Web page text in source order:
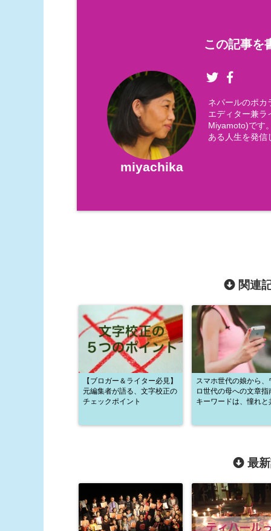
この記事を
miyachika
ネパールのポカ
エディター兼ラ
Miyamoto)です
ある人生を発信
関連
【ブロガー＆ライター必見】
元編集者が語る、文字校正の
チェックポイント
スマホ世代の娘から、
ロ世代の母への文章
キーワードは、憧れと
最